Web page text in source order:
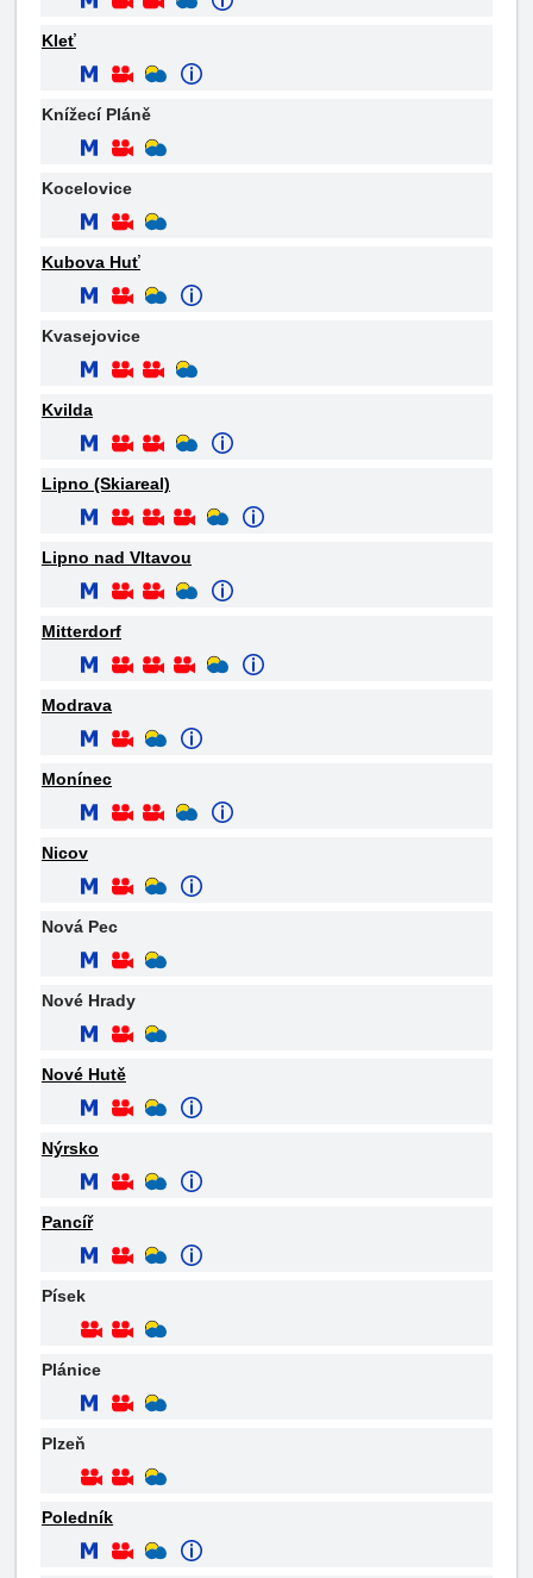
Kleť
Knížecí Pláně
Kocelovice
Kubova Huť
Kvasejovice
Kvilda
Lipno (Skiareal)
Lipno nad Vltavou
Mitterdorf
Modrava
Monínec
Nicov
Nová Pec
Nové Hrady
Nové Hutě
Nýrsko
Pancíř
Písek
Plánice
Plzeň
Poledník